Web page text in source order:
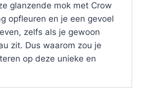
glanzende mok met Crow
opfleuren en je een gevoel
zelfs als je gewoon
zit. Dus waarom zou je
op deze unieke en